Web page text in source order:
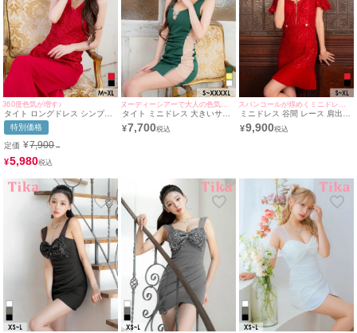
360度色気が増す♪
タイト ロングドレス シンプル
レース 大人 ノースリーブ スト
レッチ フラワー刺繍 シアー キ
ャバドレス (聖菜着用) [Tika/テ
ィカ]
特別価格
定価 ¥7,900→
¥5,980
ヌーディーシアーで大人の色気を加速★彡
タイト ミニドレス 大きいサイ
ズ 谷間 ノースリーブ ストレッ
チ サイドヌーディー ビジュー
¥7,700
ミニドレス 谷間 レース 肩出し
ウエストベルト ジップ プリー
ツ シフォン 二の腕カバー スパ
¥9,900